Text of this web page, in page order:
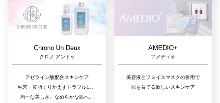
Chrono Un Deux
クロノ アンドゥ
アゼライン酸配合スキンケア
毛穴・皮脂くりかえすトラブルに。
均一な美しさ、なめらかな肌へ。
AMEDIO+
アメディオ
美容液とフェイスマスクの併用で
肌を育てる新しいスキンケア